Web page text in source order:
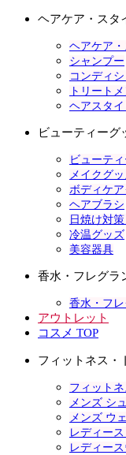
ヘアケア・スタ
ヘアケア
シャンプー
コンディ
トリート
ヘアスタ
ビューティーグ
ビューテ
メイクグ
ボディケ
ヘアブラシ
日焼け対
冷温グッズ
美容器具
香水・フレグラ
香水・フ
アウトレット
コスメ TOP
フィットネス・
フィット
メンズ シ
メンズ ウ
レディー
レディー